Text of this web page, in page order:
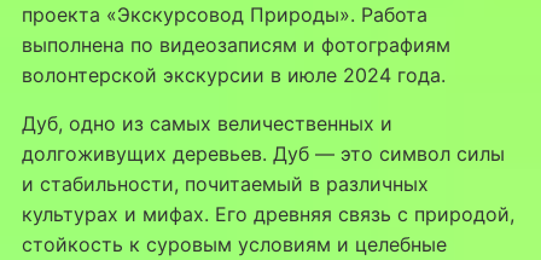
проекта «Экскурсовод Природы». Работа
выполнена по видеозаписям и фотографиям
волонтерской экскурсии в июле 2024 года.
Дуб, одно из самых величественных и
долгоживущих деревьев. Дуб — это символ силы
и стабильности, почитаемый в различных
культурах и мифах. Его древняя связь с природой,
стойкость к суровым условиям и целебные